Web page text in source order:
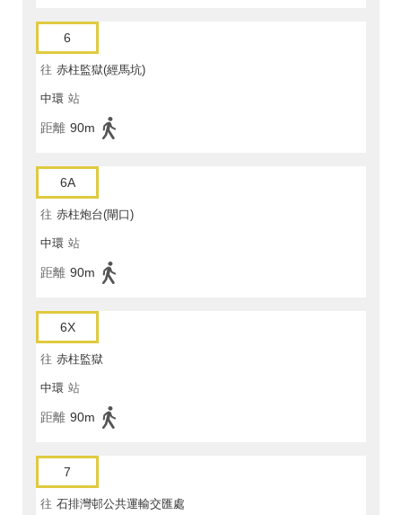
6
往 赤柱監獄(經馬坑)
中環 站
距離 90m
6A
往 赤柱炮台(閘口)
中環 站
距離 90m
6X
往 赤柱監獄
中環 站
距離 90m
7
往 石排灣邨公共運輸交匯處